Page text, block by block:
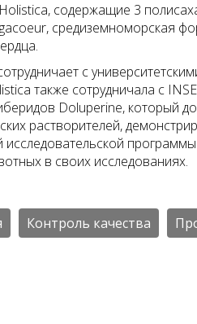
содержащие 3
средиземноморская
с
также сотрудничала с
Doluperine, который
растворителей,
исследовательской
в своих исследованиях.
Контроль качества